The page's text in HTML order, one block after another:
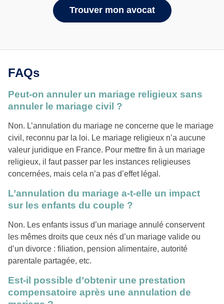
Trouver mon avocat
FAQs
Peut-on annuler un mariage religieux sans
annuler le mariage civil ?
Non. L’annulation du mariage ne concerne que le mariage
civil, reconnu par la loi. Le mariage religieux n’a aucune
valeur juridique en France. Pour mettre fin à un mariage
religieux, il faut passer par les instances religieuses
concernées, mais cela n’a pas d’effet légal.
L’annulation du mariage a-t-elle un impact
sur les enfants du couple ?
Non. Les enfants issus d’un mariage annulé conservent
les mêmes droits que ceux nés d’un mariage valide ou
d’un divorce : filiation, pension alimentaire, autorité
parentale partagée, etc.
Est-il possible d’obtenir une prestation
compensatoire après une annulation de